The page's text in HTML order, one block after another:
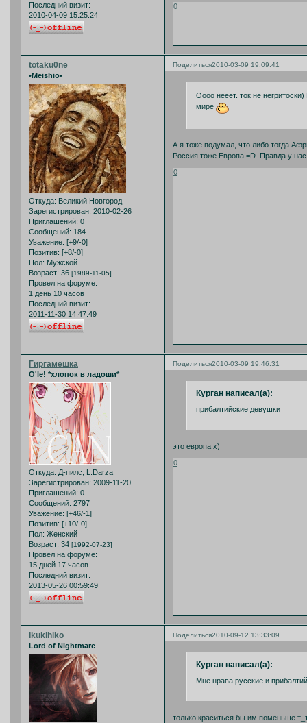
Последний визит:
2010-04-09 15:25:24
0
Поделиться2010-03-09 19:09:41
totaku0ne
•Meishio•
Откуда: Великий Новгород
Зарегистрирован: 2010-02-26
Приглашений: 0
Сообщений: 184
Уважение: [+9/-0]
Позитив: [+8/-0]
Пол: Мужской
Возраст: 36 [1989-11-05]
Провел на форуме:
1 день 10 часов
Последний визит:
2011-11-30 14:47:49
Оооо нееет. ток не
мире
А я тоже подумал, что либо тогда
Россия тоже Европа =D. Правда у
0
Поделиться2010-03-09 19:46:31
Гиргамешка
O'le! *хлопок в ладоши*
Откуда: Д-пилс, L.Darza
Зарегистрирован: 2009-11-20
Приглашений: 0
Сообщений: 2797
Уважение: [+46/-1]
Позитив: [+10/-0]
Пол: Женский
Возраст: 34 [1992-07-23]
Провел на форуме:
15 дней 17 часов
Последний визит:
2013-05-26 00:59:49
Курган написал(а):
прибалтийские девушки
это европа х)
0
Поделиться2010-09-12 13:33:09
Ikukihiko
Lord of Nightmare
Курган написал(а):
Мне нрава русские и
только краситься бы им поменьше